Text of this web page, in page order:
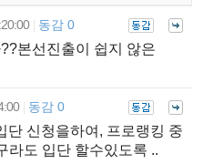
동감 0
본선진출이 쉽지 않은
동감 0
단 신청을하여, 프로랭킹 중
라도 입단 할수있도록 ..